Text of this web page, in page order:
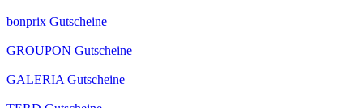
bonprix Gutscheine
GROUPON Gutscheine
GALERIA Gutscheine